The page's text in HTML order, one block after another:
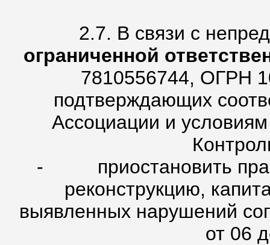
2.7. В связи с
ограниченной
7810556744, ОГРН
подтверждающих
Ассоциации и
- приостановить
реконструкцию,
выявленных нарушений
от 06